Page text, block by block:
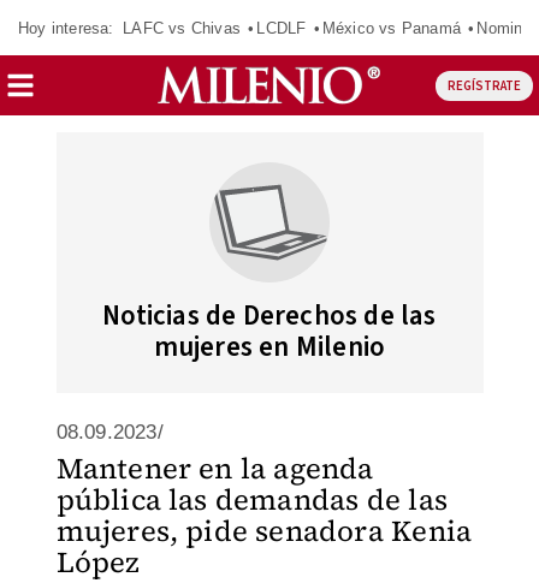
Hoy interesa: LAFC vs Chivas LCDLF México vs Panamá
REGÍSTRATE
Noticias de Derechos de las
mujeres en Milenio
08.09.2023/
Mantener en la agenda
pública las demandas de las
mujeres, pide senadora Kenia
López